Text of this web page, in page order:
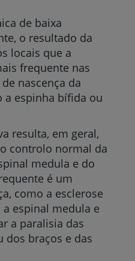
de baixa
o resultado da
locais que a
frequente nas
nascença da
a espinha bífida ou
resulta, em geral,
controlo normal da
medula e do
é um
como a esclerose
espinal medula e
a paralisia das
dos braços e das